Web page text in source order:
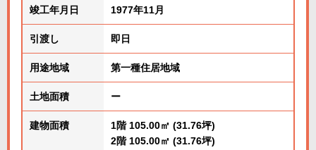
竣工年月日 1977年11月
引渡し 即日
用途地域 第一種住居地域
土地面積 ー
建物面積
1階 105.00㎡ (31.76坪)
2階 105.00㎡ (31.76坪)